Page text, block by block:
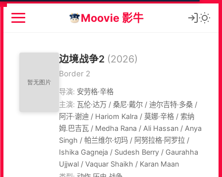
Moovie 影牛
边境战争2 (2026)
Border 2
导演: 安劳格·辛格
主演: 瓦伦·达万 / 桑尼·戴尔 / 迪尔吉特·多桑 /
阿汗·谢迪 / Hariom Kalra / 莫娜·辛格 / 索纳
姆.巴吉瓦 / Medha Rana / Ali Hassan / Anya
Singh / 帕兰维尔·切玛 / 阿努拉格·阿罗拉 /
Ishika Gagneja / Sudesh Berry / Gaurahha
Ujjwal / Vaquar Shaikh / Karan Maan